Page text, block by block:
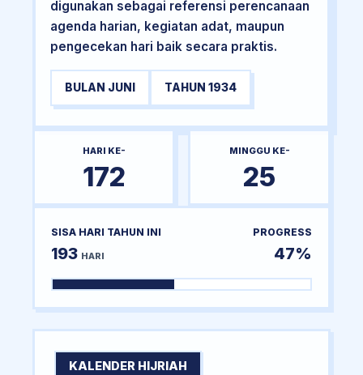
digunakan sebagai referensi perencanaan
agenda harian, kegiatan adat, maupun
pengecekan hari baik secara praktis.
BULAN JUNI TAHUN 1934
HARI KE-
172
MINGGU KE-
25
SISA HARI TAHUN INI
193 HARI
PROGRESS
47%
KALENDER HIJRIAH